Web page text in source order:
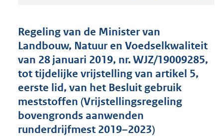
d
s
g
o
o
t
e
:
Regeling van de Minister van
Landbouw, Natuur en Voedselkwaliteit
van 28 januari 2019, nr. WJZ/19009285,
tot tijdelijke vrijstelling van artikel 5,
eerste lid, van het Besluit gebruik
meststoffen (Vrijstellingsregeling
bovengronds aanwenden
runderdrijfmest 2019–2023)